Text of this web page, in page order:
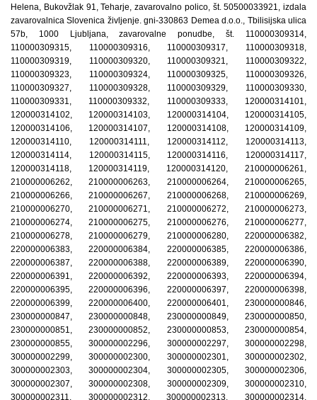
Helena, Bukovžlak 91, Teharje, zavarovalno polico, št. 50500033921, izdala
zavarovalnica Slovenica življenje. gni-330863 Demea d.o.o., Tbilisijska ulica
57b, 1000 Ljubljana, zavarovalne ponudbe, št. 110000309314,
110000309315, 110000309316, 110000309317, 110000309318,
110000309319, 110000309320, 110000309321, 110000309322,
110000309323, 110000309324, 110000309325, 110000309326,
110000309327, 110000309328, 110000309329, 110000309330,
110000309331, 110000309332, 110000309333, 120000314101,
120000314102, 120000314103, 120000314104, 120000314105,
120000314106, 120000314107, 120000314108, 120000314109,
120000314110, 120000314111, 120000314112, 120000314113,
120000314114, 120000314115, 120000314116, 120000314117,
120000314118, 120000314119, 120000314120, 210000006261,
210000006262, 210000006263, 210000006264, 210000006265,
210000006266, 210000006267, 210000006268, 210000006269,
210000006270, 210000006271, 210000006272, 210000006273,
210000006274, 210000006275, 210000006276, 210000006277,
210000006278, 210000006279, 210000006280, 220000006382,
220000006383, 220000006384, 220000006385, 220000006386,
220000006387, 220000006388, 220000006389, 220000006390,
220000006391, 220000006392, 220000006393, 220000006394,
220000006395, 220000006396, 220000006397, 220000006398,
220000006399, 220000006400, 220000006401, 230000000846,
230000000847, 230000000848, 230000000849, 230000000850,
230000000851, 230000000852, 230000000853, 230000000854,
230000000855, 300000002296, 300000002297, 300000002298,
300000002299, 300000002300, 300000002301, 300000002302,
300000002303, 300000002304, 300000002305, 300000002306,
300000002307, 300000002308, 300000002309, 300000002310,
300000002311, 300000002312, 300000002313, 300000002314,